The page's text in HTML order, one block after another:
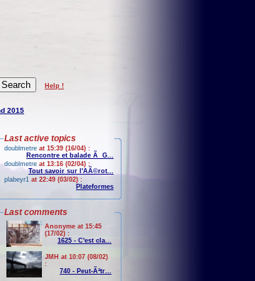
Help !
2015
Last active topics
doublmetre at 15:39 (16/04) :
Rencontre et balade Ã G...
doublmetre at 13:16 (02/04) :
Tout savoir sur l'AÃ©rot...
plabeyr1 at 22:49 (03/02) :
Plateformes
Last comments
Anonyme at 15:45
(17/02) :
1625 - C'est cla...
JMH at 10:07 (08/02)
:
740 - Peut-Ãªtr...